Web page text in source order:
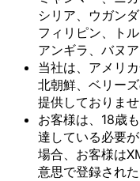
シリア、 ウガンダ
フィリピン、
ト
アンギラ、 バヌア
当社は、 アメリカ
北朝鮮、 ベリー
提供しておりませ
お客様は、 18歳も
達している必要が
場合、 お客様は
意思で登録された